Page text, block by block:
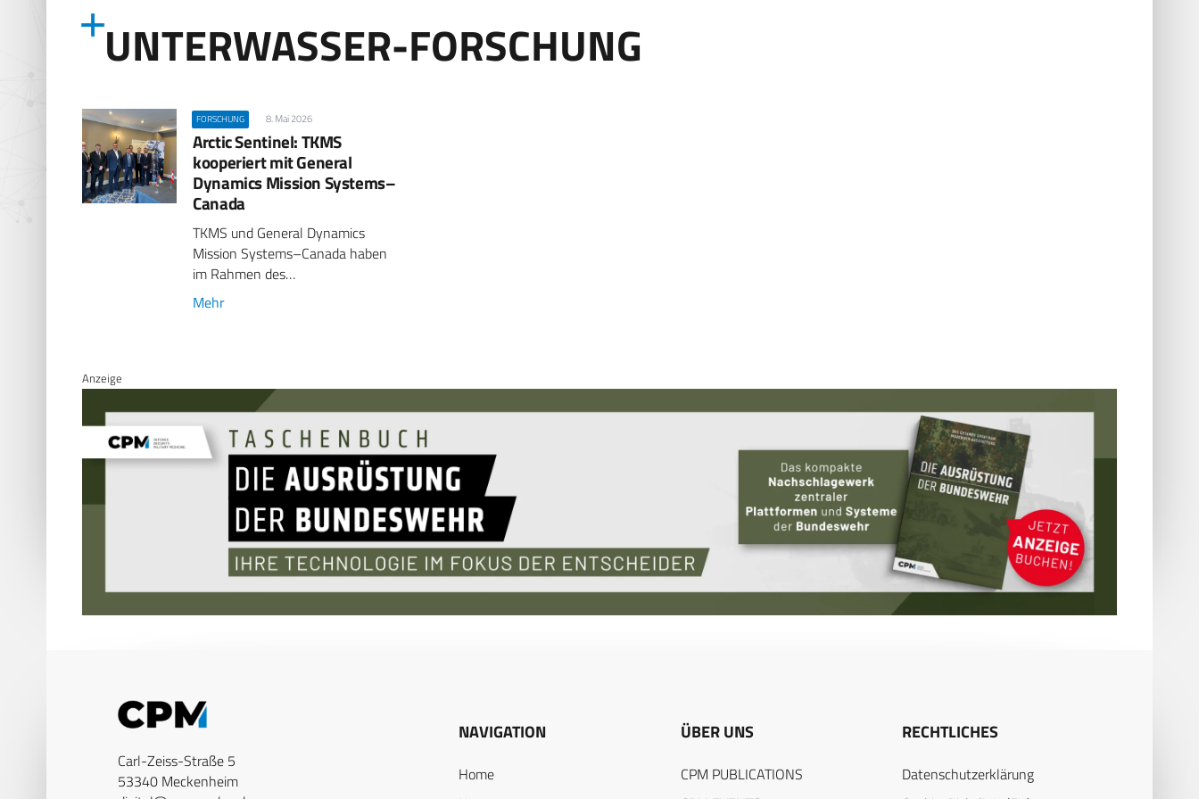
UNTERWASSER-FORSCHUNG
FORSCHUNG 8. Mai 2026
Arctic Sentinel: TKMS
kooperiert mit General
Dynamics Mission Systems–
Canada
TKMS und General Dynamics
Mission Systems–Canada haben
im Rahmen des…
Mehr
Anzeige
Carl-Zeiss-Straße 5
53340 Meckenheim
NAVIGATION
Home
ÜBER UNS
CPM PUBLICATIONS
RECHTLICHES
Datenschutzerklärung